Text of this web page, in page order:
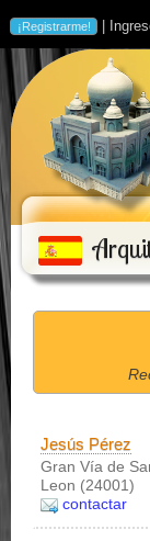
|
Jesús Pérez
Gran Vía de
Leon (24001)
contactar